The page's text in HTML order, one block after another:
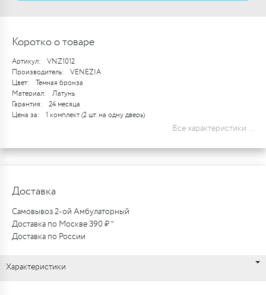
Коротко о товаре
Артикул:
VNZ1012
Производитель:
VENEZIA
Цвет:
Темная бронза
Материал:
Латунь
Гарантия:
24 месяца
Цена за:
1 комплект (2 шт. на одну дверь)
Все характеристики...
Доставка
Самовывоз 2-ой Амбулаторный
Доставка по Москве 390 ₽ *
Доставка по России
Характеристики